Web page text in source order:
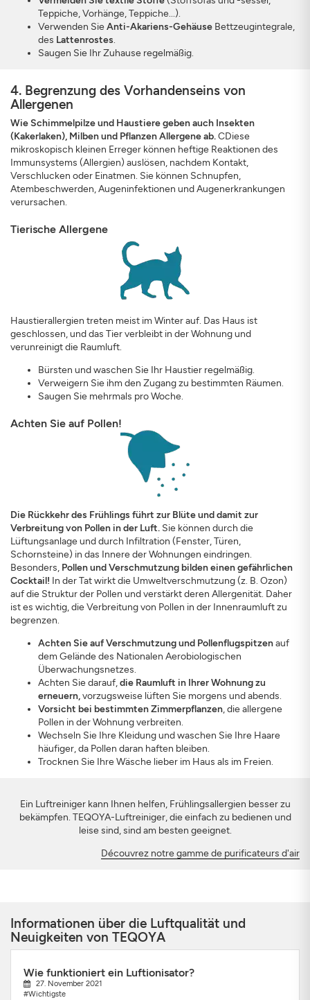
Teppiche, Vorhänge, Teppiche...).
Verwenden SieAnti-Akariens-Gehäuse Bettzeugintegrale,
des Lattenrostes.
Saugen Sie Ihr Zuhause regelmäßig.
4. Begrenzung des Vorhandenseins von
Allergenen
Wie Schimmelpilze und Haustiere geben auch Insekten
(Kakerlaken), Milben und Pflanzen Allergene ab.CDiese
mikroskopisch kleinen Erreger können heftige Reaktionen des
Immunsystems (Allergien) auslösen, nachdem Kontakt,
Verschlucken oder Einatmen. Sie können Schnupfen,
Atembeschwerden, Augeninfektionen und Augenerkrankungen
verursachen.
Tierische Allergene
Haustierallergien treten meist im Winter auf. Das Haus ist
geschlossen, und das Tier verbleibt in der Wohnung und
verunreinigt die Raumluft.
Bürsten und waschen Sie Ihr Haustier regelmäßig.
Verweigern Sie ihm den Zugang zu bestimmten Räumen.
Saugen Sie mehrmals pro Woche.
Achten Sie auf Pollen!
Die Rückkehr des Frühlings führt zur Blüte und damit zur
Verbreitung von Pollen in der Luft. Sie können durch die
Lüftungsanlage und durch Infiltration (Fenster, Türen,
Schornsteine) in das Innere der Wohnungen eindringen.
Besonders, Pollen und Verschmutzung bilden einen gefährlichen
Cocktail! In der Tat wirkt die Umweltverschmutzung (z. B. Ozon)
auf die Struktur der Pollen und verstärkt deren Allergenität. Daher
ist es wichtig, die Verbreitung von Pollen in der Innenraumluft zu
begrenzen.
Achten Sie auf Verschmutzung und Pollenflugspitzenauf
dem Gelände des Nationalen Aerobiologischen
Überwachungsnetzes.
Achten Sie darauf,die Raumluft in Ihrer Wohnung zu
erneuern,vorzugsweise lüften Sie morgens und abends.
Vorsicht bei bestimmten Zimmerpflanzen, die allergene
Pollen in der Wohnung verbreiten.
Wechseln Sie Ihre Kleidung und waschen Sie Ihre Haare
häufiger, da Pollen daran haften bleiben.
Trocknen Sie Ihre Wäsche lieber im Haus als im Freien.
Ein Luftreiniger kann Ihnen helfen, Frühlingsallergien besser zu
bekämpfen. TEQOYA-Luftreiniger, die einfach zu bedienen und
leise sind, sind am besten geeignet.
Découvrez notre gamme de purificateurs d'air
Informationen über die Luftqualität und
Neuigkeiten von TEQOYA
Wie funktioniert ein Luftionisator?
27. November 2021
#Wichtigste